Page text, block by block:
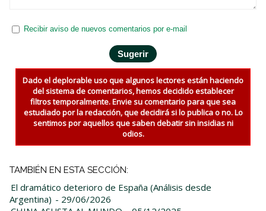
Recibir aviso de nuevos comentarios por e-mail
Dado el deplorable uso que algunos lectores están haciendo
del sistema de comentarios, hemos decidido establecer
filtros temporalmente. Envie su comentario para que sea
estudiado por la redacción, que decidirá si lo publica o no. Lo
sentimos por aquellos que saben debatir sin insidias ni
odios.
TAMBIÉN EN ESTA SECCIÓN:
El dramático deterioro de España (Análisis desde
Argentina) - 29/06/2026